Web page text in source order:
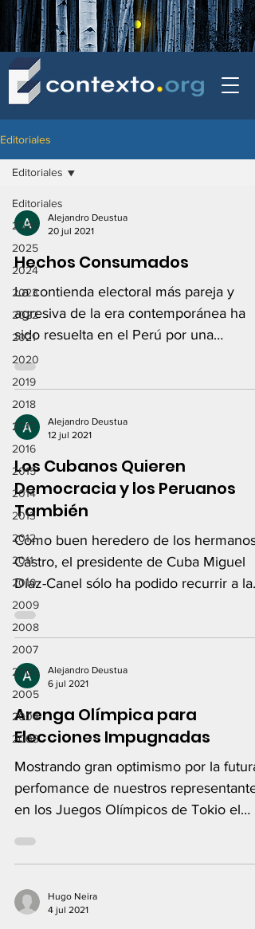
Editoriales
Editoriales
2026
2025
2024
2023
2022
2021
2020
2019
2018
2017
2016
2015
2014
2013
2012
2011
2010
2009
2008
2007
2006
2005
2004
2003
Editoriales
Alejandro Deustua
20 jul 2021
Hechos Consumados
La contienda electoral más pareja y
agresiva de la era contemporánea ha
sido resuelta en el Perú por una
aplanadora –la del Jurado Nacional
Alejandro Deustua
12 jul 2021
Los Cubanos Quieren
Democracia y los Peruanos
También
Como buen heredero de los hermanos
Castro, el presidente de Cuba Miguel
Díaz-Canel sólo ha podido recurrir a la
represión...
Alejandro Deustua
6 jul 2021
Arenga Olímpica para
Elecciones Impugnadas
Mostrando gran optimismo por la futura
perfomance de nuestros representantes
en los Juegos Olímpicos de Tokio el
Hugo Neira
4 jul 2021